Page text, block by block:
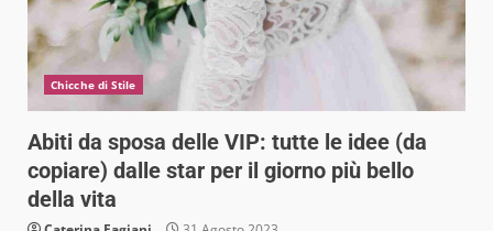
Chicche di Stile
Abiti da sposa delle VIP: tutte le idee (da
copiare) dalle star per il giorno più bello
della vita